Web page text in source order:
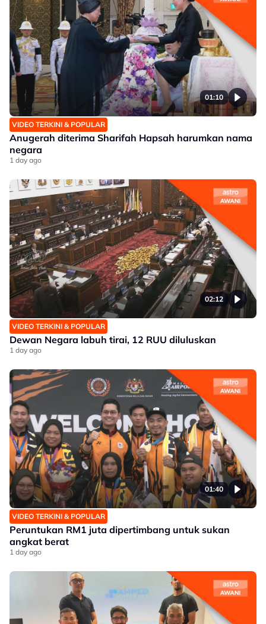
01:10
VIDEO TERKINI & POPULAR
Anugerah diterima Sharifah Hapsah harumkan nama
negara
1 day ago
02:12
VIDEO TERKINI & POPULAR
Dewan Negara labuh tirai, 12 RUU diluluskan
1 day ago
01:40
VIDEO TERKINI & POPULAR
Peruntukan RM1 juta dipertimbang untuk sukan
angkat berat
1 day ago